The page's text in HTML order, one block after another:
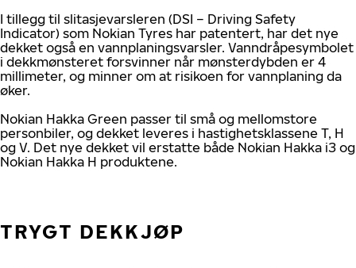
I tillegg til slitasjevarsleren (DSI – Driving Safety
Indicator) som Nokian Tyres har patentert, har det nye
dekket også en vannplaningsvarsler. Vanndråpesymbolet
i dekkmønsteret forsvinner når mønsterdybden er 4
millimeter, og minner om at risikoen for vannplaning da
øker.
Nokian Hakka Green passer til små og mellomstore
personbiler, og dekket leveres i hastighetsklassene T, H
og V. Det nye dekket vil erstatte både Nokian Hakka i3 og
Nokian Hakka H produktene.
TRYGT DEKKJØP